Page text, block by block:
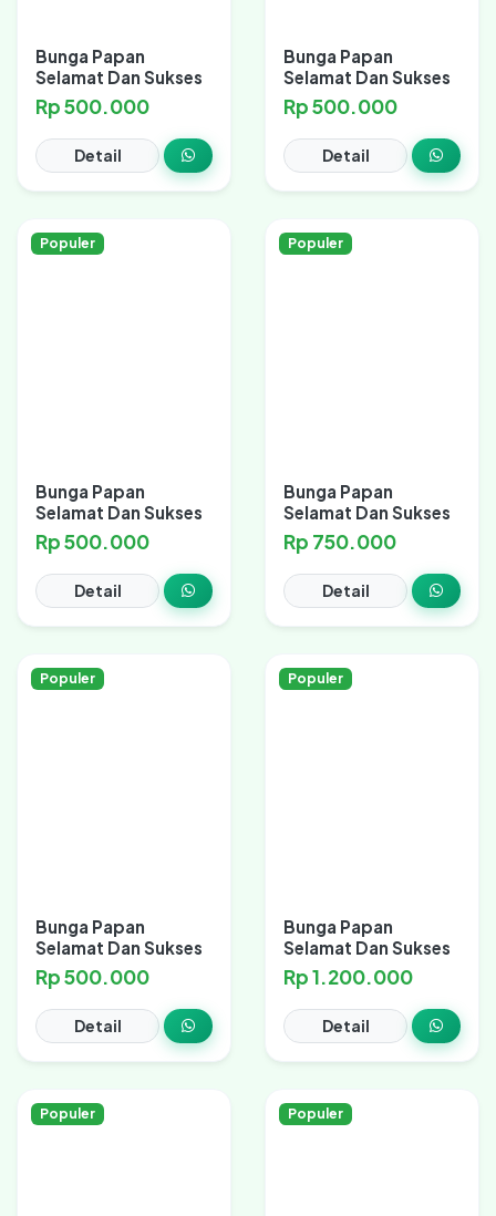
Bunga Papan
Selamat Dan Sukses
Rp 500.000
Detail
Bunga Papan
Selamat Dan Sukses
Rp 500.000
Detail
Populer
Bunga Papan
Selamat Dan Sukses
Rp 500.000
Detail
Populer
Bunga Papan
Selamat Dan Sukses
Rp 750.000
Detail
Populer
Bunga Papan
Selamat Dan Sukses
Rp 500.000
Detail
Populer
Bunga Papan
Selamat Dan Sukses
Rp 1.200.000
Detail
Populer Populer